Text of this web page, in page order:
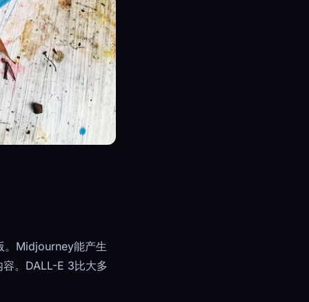
。Midjourney能产生
。DALL-E 3比大多